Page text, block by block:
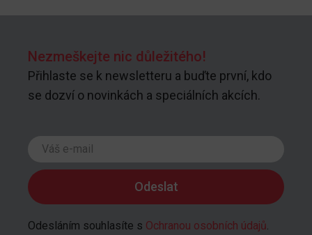
Nezmeškejte nic důležitého!
Přihlaste se k newsletteru a buďte první, kdo
se dozví o novinkách a speciálních akcích.
Odesláním souhlasíte s Ochranou osobních údajů.